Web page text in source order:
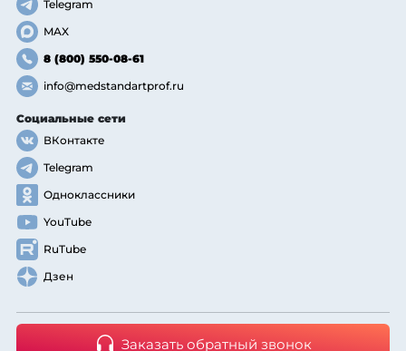
Telegram
MAX
8 (800) 550-08-61
info@medstandartprof.ru
Социальные сети
ВКонтакте
Telegram
Одноклассники
YouTube
RuTube
Дзен
Заказать обратный звонок